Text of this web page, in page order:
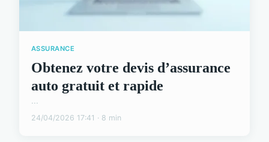
ASSURANCE
Obtenez votre devis d’assurance
auto gratuit et rapide
...
24/04/2026 17:41 · 8 min